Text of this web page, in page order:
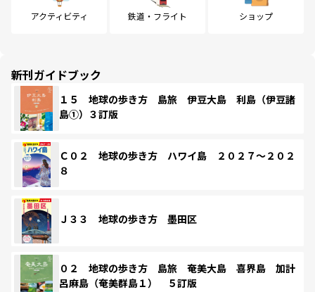
アクティビティ 鉄道・フライト ショップ
新刊ガイドブック
１５ 地球の歩き方 島旅 伊豆大島 利島（伊豆諸
島①）３訂版
Ｃ０２ 地球の歩き方 ハワイ島 ２０２７～２０２
８
Ｊ３３ 地球の歩き方 墨田区
０２ 地球の歩き方 島旅 奄美大島 喜界島 加計
呂麻島（奄美群島１） ５訂版